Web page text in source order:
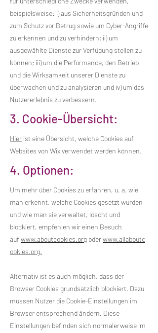
beispielsweise: i) aus Sicherheitsgründen und
zum Schutz vor Betrug sowie um Cyber-Angriffe
zu erkennen und zu verhindern; ii) um
ausgewählte Dienste zur Verfügung stellen zu
können; iii) um die Performance, den Betrieb
und die Wirksamkeit unserer Dienste zu
überwachen und zu analysieren und iv) um das
Nutzererlebnis zu verbessern.
3. Cookie-Übersicht:
Hier ist eine Übersicht, welche Cookies auf
Websites von Wix verwendet werden können.
4. Optionen:
Um mehr über Cookies zu erfahren, u. a. wie
man erkennt, welche Cookies gesetzt wurden
und wie man sie verwaltet, löscht und
blockiert, empfehlen wir einen Besuch
auf www.aboutcookies.org oderwww.allaboutc
ookies.org.
Alternativ ist es auch möglich, dass der
Browser Cookies grundsätzlich blockiert. Dazu
müssen Nutzer die Cookie-Einstellungen im
Browser entsprechend ändern. Diese
Einstellungen befinden sich normalerweise im